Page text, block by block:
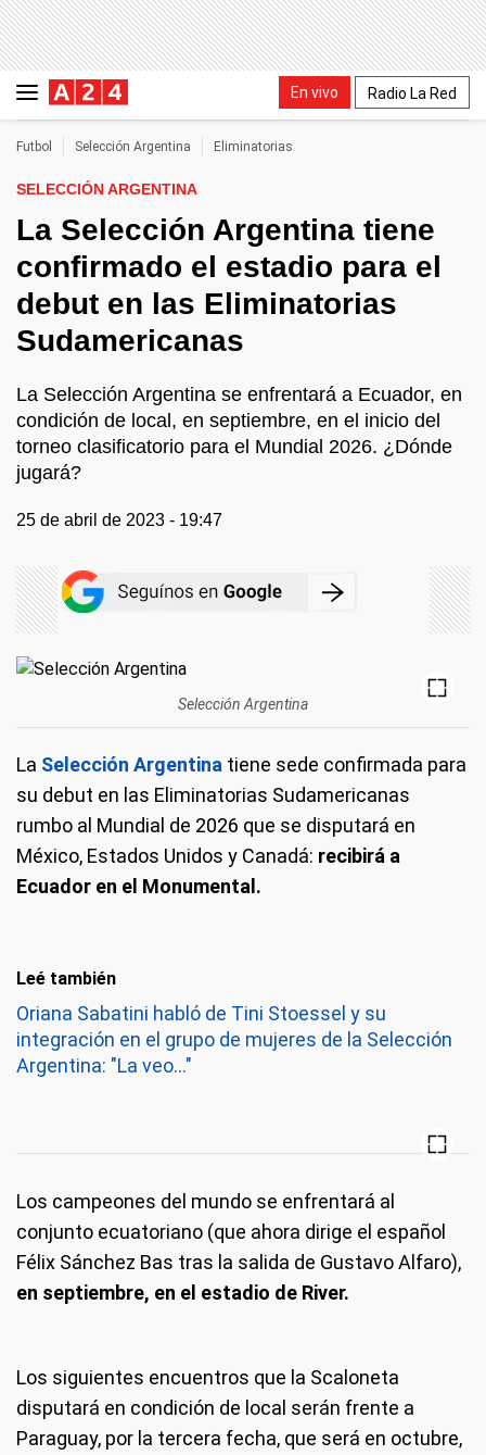
En vivo Radio La Red
Futbol Selección Argentina Eliminatorias
SELECCIÓN ARGENTINA
La Selección Argentina tiene
confirmado el estadio para el
debut en las Eliminatorias
Sudamericanas
La Selección Argentina se enfrentará a Ecuador, en
condición de local, en septiembre, en el inicio del
torneo clasificatorio para el Mundial 2026. ¿Dónde
jugará?
25 de abril de 2023 - 19:47
Selección Argentina
La Selección Argentina tiene sede confirmada para
su debut en las Eliminatorias Sudamericanas
rumbo al Mundial de 2026 que se disputará en
México, Estados Unidos y Canadá: recibirá a
Ecuador en el Monumental.
Leé también
Oriana Sabatini habló de Tini Stoessel y su
integración en el grupo de mujeres de la Selección
Argentina: "La veo..."
Los campeones del mundo se enfrentará al
conjunto ecuatoriano (que ahora dirige el español
Félix Sánchez Bas tras la salida de Gustavo Alfaro),
en septiembre, en el estadio de River.
Los siguientes encuentros que la Scaloneta
disputará en condición de local serán frente a
Paraguay, por la tercera fecha, que será en octubre,